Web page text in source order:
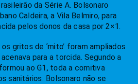
da Série A. Bolsonaro
Caldeira, a Vila Belmiro, para
pelos donos da casa por 2×1.
gritos de ‘mito’ foram ampliados
para a torcida. Segundo a
ao G1, toda a comitiva
sanitários. Bolsonaro não se